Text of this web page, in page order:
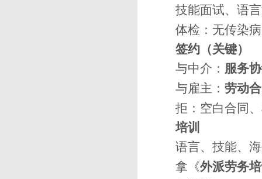
技能面试、语
体检：无传染
签约（关键）
与中介： 服务
与雇主： 劳动
拒：空白合同
培训
语言、技能、
拿《外派劳务